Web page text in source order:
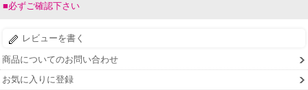
■必ずご確認下さい
レビューを書く
商品についてのお問い合わせ
お気に入りに登録